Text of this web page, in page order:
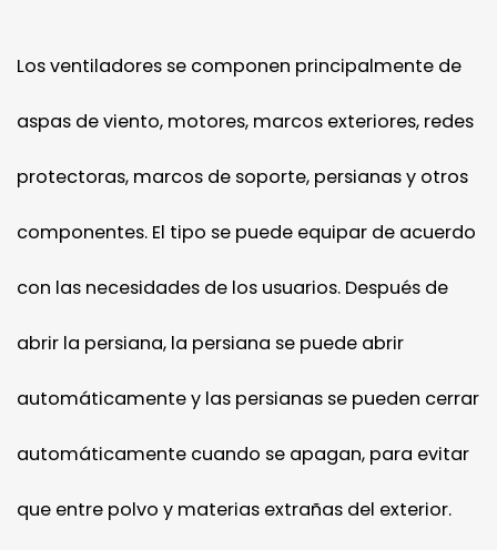
Los ventiladores se componen principalmente de
aspas de viento, motores, marcos exteriores, redes
protectoras, marcos de soporte, persianas y otros
componentes. El tipo se puede equipar de acuerdo
con las necesidades de los usuarios. Después de
abrir la persiana, la persiana se puede abrir
automáticamente y las persianas se pueden cerrar
automáticamente cuando se apagan, para evitar
que entre polvo y materias extrañas del exterior.